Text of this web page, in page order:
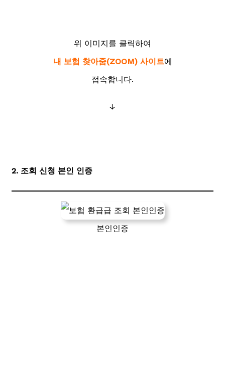
위 이미지를 클릭하여
내 보험 찾아줌(ZOOM) 사이트에
접속합니다.
↓
2. 조회 신청 본인 인증
본인인증